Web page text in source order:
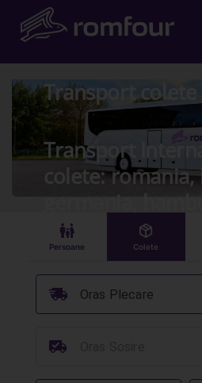
Transport colete
Transport
colete: romania,
germania,
󱠣
Persoane
󰏗
Colete
Oras Plecare
󰞈
󰳔